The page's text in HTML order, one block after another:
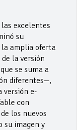
las excelentes
su
la amplia oferta
la versión
se suma a
diferentes—,
versión e-
con
los nuevos
su imagen y